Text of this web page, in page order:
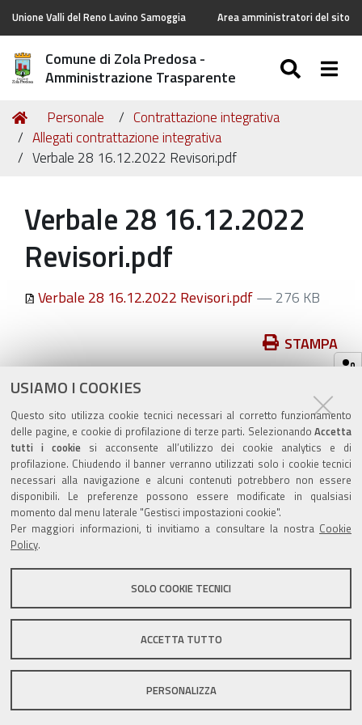
USIAMO I COOKIES
Questo sito utilizza cookie tecnici necessari al corretto funzionamento
delle pagine, e cookie di profilazione di terze parti. Selezionando Accetta
tutti i cookiesi acconsente all’utilizzo dei cookie analytics e di
profilazione. Chiudendo il banner verranno utilizzati solo i cookie tecnici
necessari alla navigazione e alcuni contenuti potrebbero non essere
disponibili. Le preferenze possono essere modificate in qualsiasi
momento dal menu laterale "Gestisci impostazioni cookie".
Per maggiori informazioni, ti invitiamo a consultare la nostra Cookie
Policy.
SOLO COOKIE TECNICI
ACCETTA TUTTO
PERSONALIZZA
Unione Valli del Reno Lavino Samoggia Area amministratori del sito
Comune di Zola Predosa -
Amministrazione Trasparente
Tu
sei
qui:
Home
Personale
Contrattazione integrativa
Allegati contrattazione integrativa
Verbale 28 16.12.2022 Revisori.pdf
Verbale 28 16.12.2022
Revisori.pdf
Verbale 28 16.12.2022 Revisori.pdf— 276 KB
sul
documento
STAMPA
ultima modifica
Valuta questo sito
Sito istituzionale Comune di Zola Predosa
Privacy policy|DPO|Accessibilità